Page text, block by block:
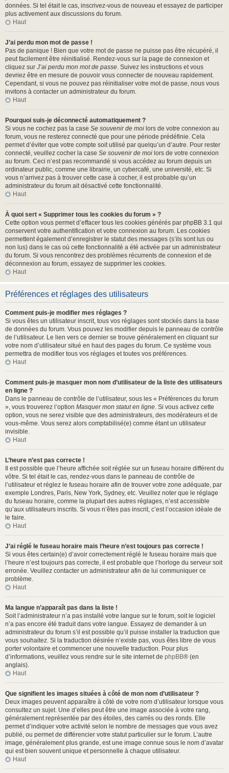
données. Si tel était le cas, inscrivez-vous de nouveau et essayez de participer
plus activement aux discussions du forum.
Haut
J’ai perdu mon mot de passe !
Pas de panique ! Bien que votre mot de passe ne puisse pas être récupéré, il
peut facilement être réinitialisé. Rendez-vous sur la page de connexion et
cliquez sur J’ai perdu mon mot de passe. Suivez les instructions et vous
devriez être en mesure de pouvoir vous connecter de nouveau rapidement.
Cependant, si vous ne pouvez pas réinitialiser votre mot de passe, nous vous
invitons à contacter un administrateur du forum.
Haut
Pourquoi suis-je déconnecté automatiquement ?
Si vous ne cochez pas la case Se souvenir de moi lors de votre connexion au
forum, vous ne resterez connecté que pour une période prédéfinie. Cela
permet d’éviter que votre compte soit utilisé par quelqu’un d’autre. Pour rester
connecté, veuillez cocher la case Se souvenir de moi lors de votre connexion
au forum. Ceci n’est pas recommandé si vous accédez au forum depuis un
ordinateur public, comme une librairie, un cybercafé, une université, etc. Si
vous n’arrivez pas à trouver cette case à cocher, il est probable qu’un
administrateur du forum ait désactivé cette fonctionnalité.
Haut
À quoi sert « Supprimer tous les cookies du forum » ?
Cette option vous permet d’effacer tous les cookies générés par phpBB 3.1 qui
conservent votre authentification et votre connexion au forum. Les cookies
permettent également d’enregistrer le statut des messages (s’ils sont lus ou
non lus) dans le cas où cette fonctionnalité a été activée par un administrateur
du forum. Si vous rencontrez des problèmes récurrents de connexion et de
déconnexion au forum, essayez de supprimer les cookies.
Haut
Préférences et réglages des utilisateurs
Comment puis-je modifier mes réglages ?
Si vous êtes un utilisateur inscrit, tous vos réglages sont stockés dans la base
de données du forum. Vous pouvez les modifier depuis le panneau de contrôle
de l’utilisateur. Le lien vers ce dernier se trouve généralement en cliquant sur
votre nom d’utilisateur situé en haut des pages du forum. Ce système vous
permettra de modifier tous vos réglages et toutes vos préférences.
Haut
Comment puis-je masquer mon nom d’utilisateur de la liste des utilisateurs
en ligne ?
Dans le panneau de contrôle de l’utilisateur, sous les « Préférences du forum
», vous trouverez l’option Masquer mon statut en ligne. Si vous activez cette
option, vous ne serez visible que des administrateurs, des modérateurs et de
vous-même. Vous serez alors comptabilisé(e) comme étant un utilisateur
invisible.
Haut
L’heure n’est pas correcte !
Il est possible que l’heure affichée soit réglée sur un fuseau horaire différent du
vôtre. Si tel était le cas, rendez-vous dans le panneau de contrôle de
l’utilisateur et réglez le fuseau horaire afin de trouver votre zone adéquate, par
exemple Londres, Paris, New York, Sydney, etc. Veuillez noter que le réglage
du fuseau horaire, comme la plupart des autres réglages, n’est accessible
qu’aux utilisateurs inscrits. Si vous n’êtes pas inscrit, c’est l’occasion idéale de
le faire.
Haut
J’ai réglé le fuseau horaire mais l’heure n’est toujours pas correcte !
Si vous êtes certain(e) d’avoir correctement réglé le fuseau horaire mais que
l’heure n’est toujours pas correcte, il est probable que l’horloge du serveur soit
erronée. Veuillez contacter un administrateur afin de lui communiquer ce
problème.
Haut
Ma langue n’apparaît pas dans la liste !
Soit l’administrateur n’a pas installé votre langue sur le forum, soit le logiciel
n’a pas encore été traduit dans votre langue. Essayez de demander à un
administrateur du forum s’il est possible qu’il puisse installer la traduction que
vous souhaitez. Si la traduction désirée n’existe pas, vous êtes libre de vous
porter volontaire et commencer une nouvelle traduction. Pour plus
d’informations, veuillez vous rendre sur le site internet de phpBB® (en
anglais).
Haut
Que signifient les images situées à côté de mon nom d’utilisateur ?
Deux images peuvent apparaître à côté de votre nom d’utilisateur lorsque vous
consultez un sujet. Une d’elles peut être une image associée à votre rang,
généralement représentée par des étoiles, des carrés ou des ronds. Elle
permet d’indiquer votre activité selon le nombre de messages que vous avez
publié, ou permet de différencier votre statut particulier sur le forum. L’autre
image, généralement plus grande, est une image connue sous le nom d’avatar
qui est bien souvent unique et personnelle à chaque utilisateur.
Haut